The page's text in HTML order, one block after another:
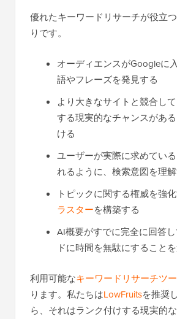
優れたキーワードリサーチが役立
りです。
オーディエンスがGoogleに
語やフレーズを発見する
より大きなサイトと競合し
する現実的なチャンスがあ
ける
ユーザーが実際に求めてい
れるように、検索意図を理
トピックに関する権威を強
ラスターを構築する
AI概要がすでに完全に回答
ドに時間を無駄にすること
利用可能なキーワードリサーチツ
ります。私たちはLowFruitsを推奨
ら、それはランク付けする現実的